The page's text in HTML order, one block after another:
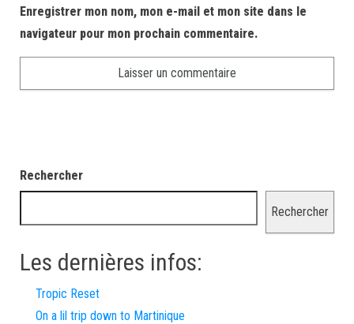
Enregistrer mon nom, mon e-mail et mon site dans le
navigateur pour mon prochain commentaire.
Rechercher
Rechercher
Les dernières infos:
Tropic Reset
On a lil trip down to Martinique